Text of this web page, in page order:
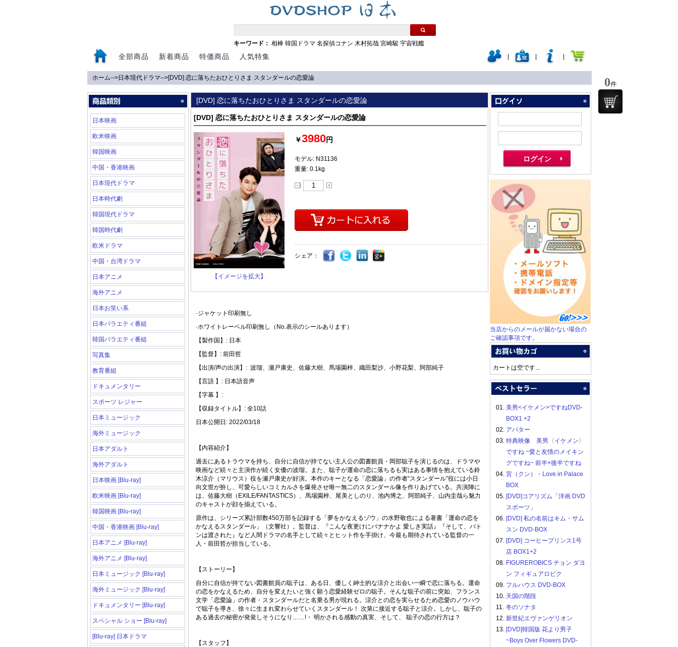
キーワード： 相棒 韓国ドラマ 名探偵コナン 木村拓哉 宮崎駿 宇宙戦艦
全部商品 新着商品 特価商品 人気特集
ホーム-->日本現代ドラマ-->[DVD] 恋に落ちたおひとりさま スタンダールの恋愛論
日本映画
欧米映画
韓国映画
中国・香港映画
日本現代ドラマ
日本時代劇
韓国現代ドラマ
韓国時代劇
欧米ドラマ
中国・台湾ドラマ
日本アニメ
海外アニメ
日本お笑い系
日本バラエティ番組
韓国バラエティ番組
写真集
教育番組
ドキュメンタリー
スポーツ レジャー
日本ミュージック
海外ミュージック
日本アダルト
海外アダルト
日本映画 [Blu-ray]
欧米映画 [Blu-ray]
韓国映画 [Blu-ray]
中国・香港映画 [Blu-ray]
日本アニメ [Blu-ray]
海外アニメ [Blu-ray]
日本ミュージック [Blu-ray]
海外ミュージック [Blu-ray]
ドキュメンタリー [Blu-ray]
スペシャル ショー [Blu-ray]
[Blu-ray] 日本ドラマ
[DVD] 恋に落ちたおひとりさま スタンダールの恋愛論
[DVD] 恋に落ちたおひとりさま スタンダールの恋愛論
【イメージを拡大】
￥3980円
モデル: N31136
重量: 0.1kg
シェア：
·ジャケット印刷無し
·ホワイトレーベル印刷無し（No.表示のシールあります）
【製作国】: 日本
【監督】: 前田哲
【出演/声の出演】: ‎ 波瑠、瀬戸康史、佐藤大樹、馬場園梓、織田梨沙、小野花梨、阿部純子
【言語 】: 日本語音声
【字幕 】:
【収録タイトル】: 全10話
日本公開日: 2022/03/18
【内容紹介】
過去にあるトラウマを持ち、自分に自信が持てない主人公の図書館員・岡部聡子を演じるのは、ドラマや
映画など続々と主演作が続く女優の波瑠。また、聡子が運命の恋に落ちるも実はある事情を抱えている鈴
木涼介（マリウス）役を瀬戸康史が好演。本作のキーとなる「恋愛論」の作者“スタンダール”役には小日
向文世が扮し、可愛らしいコミカルさを爆発させ唯一無二のスタンダール像を作りあげている。共演陣に
は、佐藤大樹（EXILE/FANTASTICS）、馬場園梓、尾美としのり、池内博之、阿部純子、山内圭哉ら魅力
のキャストが顔を揃えている。
原作は、シリーズ累計部数450万部を記録する「夢をかなえるゾウ」の水野敬也による著書「運命の恋を
かなえるスタンダール」（文響社）。監督は、『こんな夜更けにバナナかよ 愛しき実話』『そして、バト
ンは渡された』など人間ドラマの名手として続々とヒット作を手掛け、今最も期待されている監督の一
人・前田哲が担当している。
【ストーリー】
自分に自信が持てない図書館員の聡子は、ある日、優しく紳士的な涼介と出会い一瞬で恋に落ちる。運命
の恋をかなえるため、自分を変えたいと強く願う恋愛経験ゼロの聡子。そんな聡子の前に突如、フランス
文学「恋愛論」の作者・スタンダールだと名乗る男が現れる。涼介との恋を実らせるため恋愛のノウハウ
で聡子を導き、徐々に生まれ変わらせていくスタンダール！ 次第に接近する聡子と涼介。しかし、聡子の
ある過去の秘密が発覚しそうになり……!・ 明かされる感動の真実、そして、 聡子の恋の行方は？
【スタッフ】
当店からのメールが届かない場合の
ご確認事項です。
カートは空です...
01. 美男<イケメン>ですねDVD-
BOX1 +2
02. アバター
03. 特典映像 美男〈イケメン〉
ですね ~愛と友情のメイキン
グですね~ 前半+後半ですね
04. 宮（クン）・Love in Palace
BOX
05. [DVD]コアリズム「洋画 DVD
スポーツ」
06. [DVD] 私の名前はキム・サム
スン DVD-BOX
07. [DVD] コーヒープリンス1号
店 BOX1+2
08. FIGUREROBICS チョン ダヨ
ン フィギュアロビク
09. フルハウス DVD-BOX
10. 天国の階段
11. 冬のソナタ
12. 新世紀エヴァンゲリオン
13. [DVD]韓国版 花より男子
~Boys Over Flowers DVD-
0件
0